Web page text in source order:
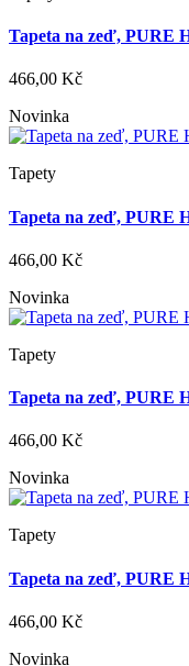
Tapeta na zeď, PURE
466,00 Kč
Novinka
Tapety
Tapeta na zeď, PURE
466,00 Kč
Novinka
Tapety
Tapeta na zeď, PURE
466,00 Kč
Novinka
Tapety
Tapeta na zeď, PURE
466,00 Kč
Novinka